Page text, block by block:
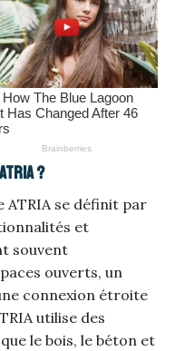
?
ATRIA se définit par
et
souvent
ouverts, un
connexion étroite
utilise des
le bois, le béton et